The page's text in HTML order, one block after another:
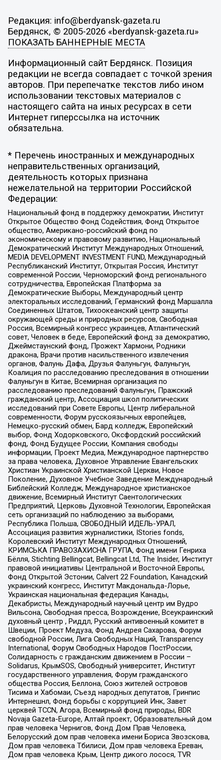
Редакция: info@berdyansk-gazeta.ru
Бердянск, © 2005-2026 «berdyansk-gazeta.ru»
ПОКАЗАТЬ БАННЕРНЫЕ МЕСТА
Информационный сайт Бердянск. Позиция
редакции не всегда совпадает с точкой зрения
авторов. При перепечатке текстов либо ином
использовании текстовых материалов с
настоящего сайта на иных ресурсах в сети
Интернет гиперссылка на источник
обязательна.
* Перечень иностранных и международных
неправительственных организаций,
деятельность которых признана
нежелательной на территории Российской
Федерации:
Национальный фонд в поддержку демократии, Институт
Открытое Общество Фонд Содействия, Фонд Открытое
общество, Американо-российский фонд по
экономическому и правовому развитию, Национальный
Демократический Институт Международных Отношений,
MEDIA DEVELOPMENT INVESTMENT FUND, Международный
Республиканский Институт, Открытая Россия, Институт
современной России, Черноморский фонд регионального
сотрудничества, Европейская Платформа за
Демократические Выборы, Международный центр
электоральных исследований, Германский фонд Маршалла
Соединенных Штатов, Тихоокеанский центр защиты
окружающей среды и природных ресурсов, Свободная
Россия, Всемирный конгресс украинцев, Атлантический
совет, Человек в беде, Европейский фонд за демократию,
Джеймстаунский фонд, Прожект Хармони, Родники
дракона, Врачи против насильственного извлечения
органов, Фалунь Дафа, Друзья Фалуньгун, Фалуньгун,
Коалиция по расследованию преследования в отношении
Фалуньгун в Китае, Всемирная организация по
расследованию преследований Фалуньгун, Пражский
гражданский центр, Ассоциация школ политических
исследований при Совете Европы, Центр либеральной
современности, Форум русскоязычных европейцев,
Немецко-русский обмен, Бард колледж, Европейский
выбор, Фонд Ходорковского, Оксфордский российский
фонд, Фонд Будущее России, Компания свободы
информации, Проект Медиа, Международное партнерство
за права человека, Духовное Управление Евангельских
Христиан Украинской Христианской Церкви, Новое
Поколение, Духовное Учебное Заведение Международный
Библейский Колледж, Международное христианское
движение, Всемирный Институт Саентологических
Предприятий, Церковь Духовной Технологии, Европейская
сеть организаций по наблюдению за выборами,
Республика Польша, СВОБОДНЫЙ ИДЕЛЬ-УРАЛ,
Ассоциация развития журналистики, IStories fonds,
Королевский Институт Международных Отношений,
КРИМСЬКА ПРАВОЗАХИСНА ГРУПА, Фонд имени Генриха
Бёлля, Stichting Bellingcat, Bellingcat Ltd, The Insider, Институт
правовой инициативы Центральной и Восточной Европы,
Фонд Открытой Эстонии, Calvert 22 Foundation, Канадский
украинский конгресс, Институт Макдональда-Лорье,
Украинская национальная федерация Канады,
Декабристы, Международный научный центр им Вудро
Вильсона, Свободная пресса, Возрождение, Всеукраинский
духовный центр , Риддл, Русский антивоенный комитет в
Швеции, Проект Медуза, Фонд Андрея Сахарова, Форум
свободной России, Лига Свободных Наций, Transparеncy
International, Форум Свободных Народов ПостРоссии,
Солидарность с гражданским движением в России –
Solidarus, КрымSOS, Свободный университет, Институт
государственного управления, Форум гражданского
общества Россия, Беллона, Союз жителей островов
Тисима и Хабомаи, Съезд народных депутатов, Гринпис
Интернешнл, Фонд борьбы с коррупцией Инк, Завет
церквей TCCN, Агора, Всемирный фонд природы, BDR
Novaja Gazeta-Europe, Алтай проект, Образовательный дом
прав человека Чернигов, Фонд Дом Прав Человека,
Белорусский дом прав человека имени Бориса Звозскова,
Дом прав человека Тбилиси, Дом прав человека Ереван,
Дом прав человека Крым, Центр дикого лосося, TVR